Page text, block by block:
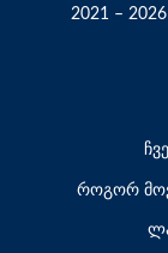
2021 –
როგორ